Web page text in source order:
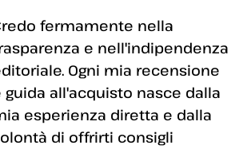
fermamente nella
e nell'indipendenza
Ogni mia recensione
guida all'acquisto nasce dalla
esperienza diretta e dalla
di offrirti consigli